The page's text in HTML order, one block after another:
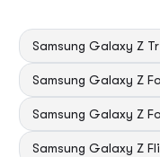
Samsung Galaxy Z
Samsung Galaxy Z
Samsung Galaxy Z
Samsung Galaxy Z